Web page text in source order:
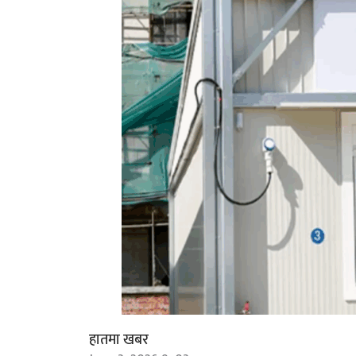
हातमा खबर